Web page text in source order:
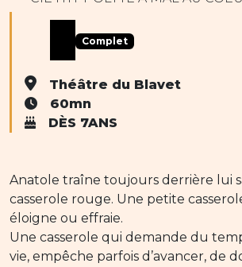
Complet
Théâtre du Blavet
60mn
DÈS 7ANS
Anatole traîne toujours derrière lui
casserole rouge. Une petite
éloigne ou effraie.
Une casserole qui demande du
vie, empêche parfois d’avancer, de